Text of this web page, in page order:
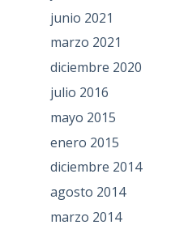
junio 2021
marzo 2021
diciembre 2020
julio 2016
mayo 2015
enero 2015
diciembre 2014
agosto 2014
marzo 2014